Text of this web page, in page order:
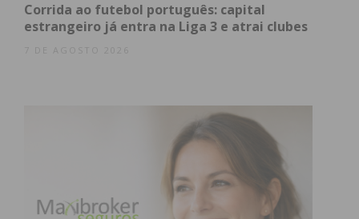
obtenha de forma regular a informação
atualizada.
Eu li e concordo com os
termos e
condições
Corrida ao futebol português: capital
estrangeiro já entra na Liga 3 e atrai clubes
7 DE AGOSTO 2026